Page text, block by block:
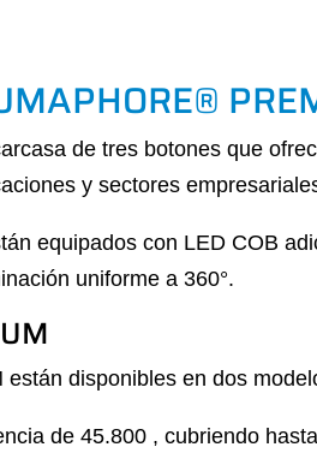
de tres botones que
y sectores
equipados con LED COB
uniforme a 360°.
disponibles en dos
de 45.800 , cubriendo